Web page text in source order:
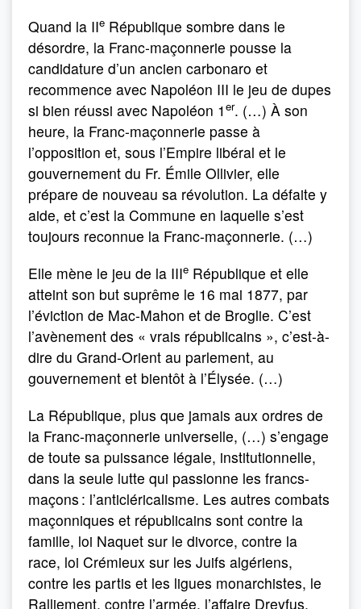
Quand la IIe République sombre dans le
désordre, la Franc-maçonnerie pousse la
candidature d’un ancien carbonaro et
recommence avec Napoléon III le jeu de dupes
si bien réussi avec Napoléon 1 er. (…) À son
heure, la Franc-maçonnerie passe à
l’opposition et, sous l’Empire libéral et le
gouvernement du Fr. Émile Ollivier, elle
prépare de nouveau sa révolution. La défaite y
aide, et c’est la Commune en laquelle s’est
toujours reconnue la Franc-maçonnerie. (…)
Elle mène le jeu de la IIIe République et elle
atteint son but suprême le 16 mai 1877, par
l’éviction de Mac-Mahon et de Broglie. C’est
l’avènement des « vrais républicains », c’est-à-
dire du Grand-Orient au parlement, au
gouvernement et bientôt à l’Élysée. (…)
La République, plus que jamais aux ordres de
la Franc-maçonnerie universelle, (…) s’engage
de toute sa puissance légale, institutionnelle,
dans la seule lutte qui passionne les francs-
maçons : l’anticléricalisme. Les autres combats
maçonniques et républicains sont contre la
famille, loi Naquet sur le divorce, contre la
race, loi Crémieux sur les Juifs algériens,
contre les partis et les ligues monarchistes, le
Ralliement, contre l’armée, l’affaire Dreyfus,